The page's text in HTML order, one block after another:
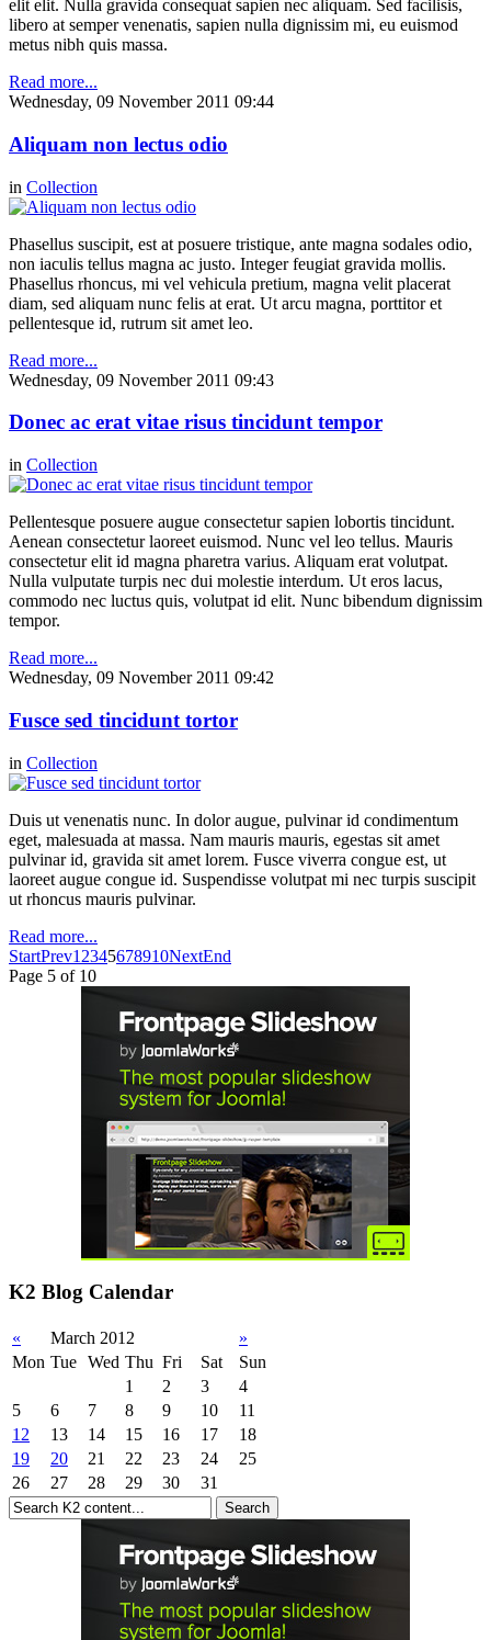
elit elit. Nulla gravida consequat sapien nec aliquam. Sed facilisis,
libero at semper venenatis, sapien nulla dignissim mi, eu euismod
metus nibh quis massa.
Read more...
Wednesday, 09 November 2011 09:44
Aliquam non lectus odio
in Collection
Phasellus suscipit, est at posuere tristique, ante magna sodales odio,
non iaculis tellus magna ac justo. Integer feugiat gravida mollis.
Phasellus rhoncus, mi vel vehicula pretium, magna velit placerat
diam, sed aliquam nunc felis at erat. Ut arcu magna, porttitor et
pellentesque id, rutrum sit amet leo.
Read more...
Wednesday, 09 November 2011 09:43
Donec ac erat vitae risus tincidunt tempor
in Collection
Pellentesque posuere augue consectetur sapien lobortis tincidunt.
Aenean consectetur laoreet euismod. Nunc vel leo tellus. Mauris
consectetur elit id magna pharetra varius. Aliquam erat volutpat.
Nulla vulputate turpis nec dui molestie interdum. Ut eros lacus,
commodo nec luctus quis, volutpat id elit. Nunc bibendum dignissim
tempor.
Read more...
Wednesday, 09 November 2011 09:42
Fusce sed tincidunt tortor
in Collection
Duis ut venenatis nunc. In dolor augue, pulvinar id condimentum
eget, malesuada at massa. Nam mauris mauris, egestas sit amet
pulvinar id, gravida sit amet lorem. Fusce viverra congue est, ut
laoreet augue congue id. Suspendisse volutpat mi nec turpis suscipit
ut rhoncus mauris pulvinar.
Read more...
StartPrev1 2345678910NextEnd
Page 5 of 10
K2 Blog Calendar
« March 2012
»
Mon Tue Wed Thu Fri Sat
Sun
1
2 3
4
5
6 7 8 9 10
11
12
13 14 15 16 17
18
19
20 21 22 23 24
25
26
27 28 29 30 31